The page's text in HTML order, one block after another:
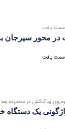
سمت بافت
در محور
سمت بافت
یدک‌کش در محدوده بعد
یک